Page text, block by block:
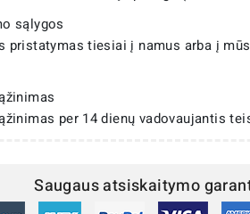
sąlygos
pristatymas tiesiai į namus arba į
per 14 dienų vadovaujantis
Saugaus atsiskaitymo